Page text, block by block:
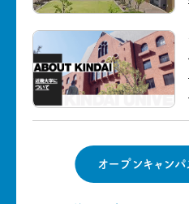
オープンキャン